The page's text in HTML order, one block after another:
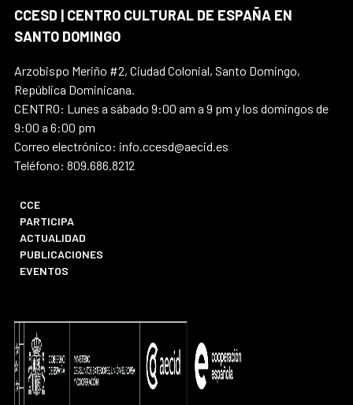
CCESD | CENTRO CULTURAL DE ESPAÑA EN
SANTO DOMINGO
Arzobispo Meriño #2, Ciudad Colonial, Santo Domingo,
República Dominicana.
CENTRO: Lunes a sábado 9:00 am a 9 pm y los domingos de
9:00 a 6:00 pm
Correo electrónico: info.ccesd@aecid.es
Teléfono: 809.686.8212
CCE
PARTICIPA
ACTUALIDAD
PUBLICACIONES
EVENTOS